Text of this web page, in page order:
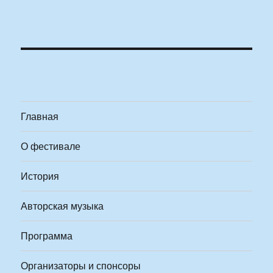
Главная
О фестивале
История
Авторская музыка
Программа
Организаторы и спонсоры